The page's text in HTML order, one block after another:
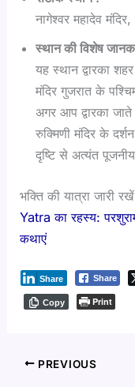
नागेश्वर महादेव मंदिर,
स्थान की विशेष
यह स्थान द्वारका
मंदिर गुजरात के
अगर आप द्वारका जाते
रुक्मिणी मंदिर के
दृष्टि से अत्यंत
भक्ति की यात्रा जारी
Yatra का रहस्य:
कथाएं
Share
Share
Copy Print
PREVIOUS